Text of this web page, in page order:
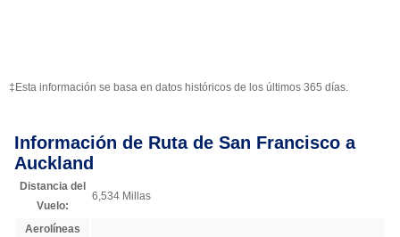
‡Esta información se basa en datos históricos de los últimos 365 días.
Información de Ruta de San Francisco a
Auckland
Distancia del
Vuelo:
6,534 Millas
Aerolíneas